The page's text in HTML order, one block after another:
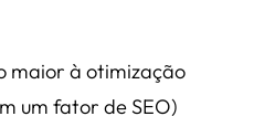
maior à otimização
um fator de SEO)